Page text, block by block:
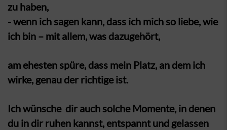
zu haben,
- wenn ich sagen kann, dass ich mich so liebe, wie
ich bin – mit allem, was dazugehört,
am ehesten spüre, dass mein Platz, an dem ich
wirke, genau der richtige ist.
Ich wünsche dir auch solche Momente, in denen
du in dir ruhen kannst, entspannt und gelassen